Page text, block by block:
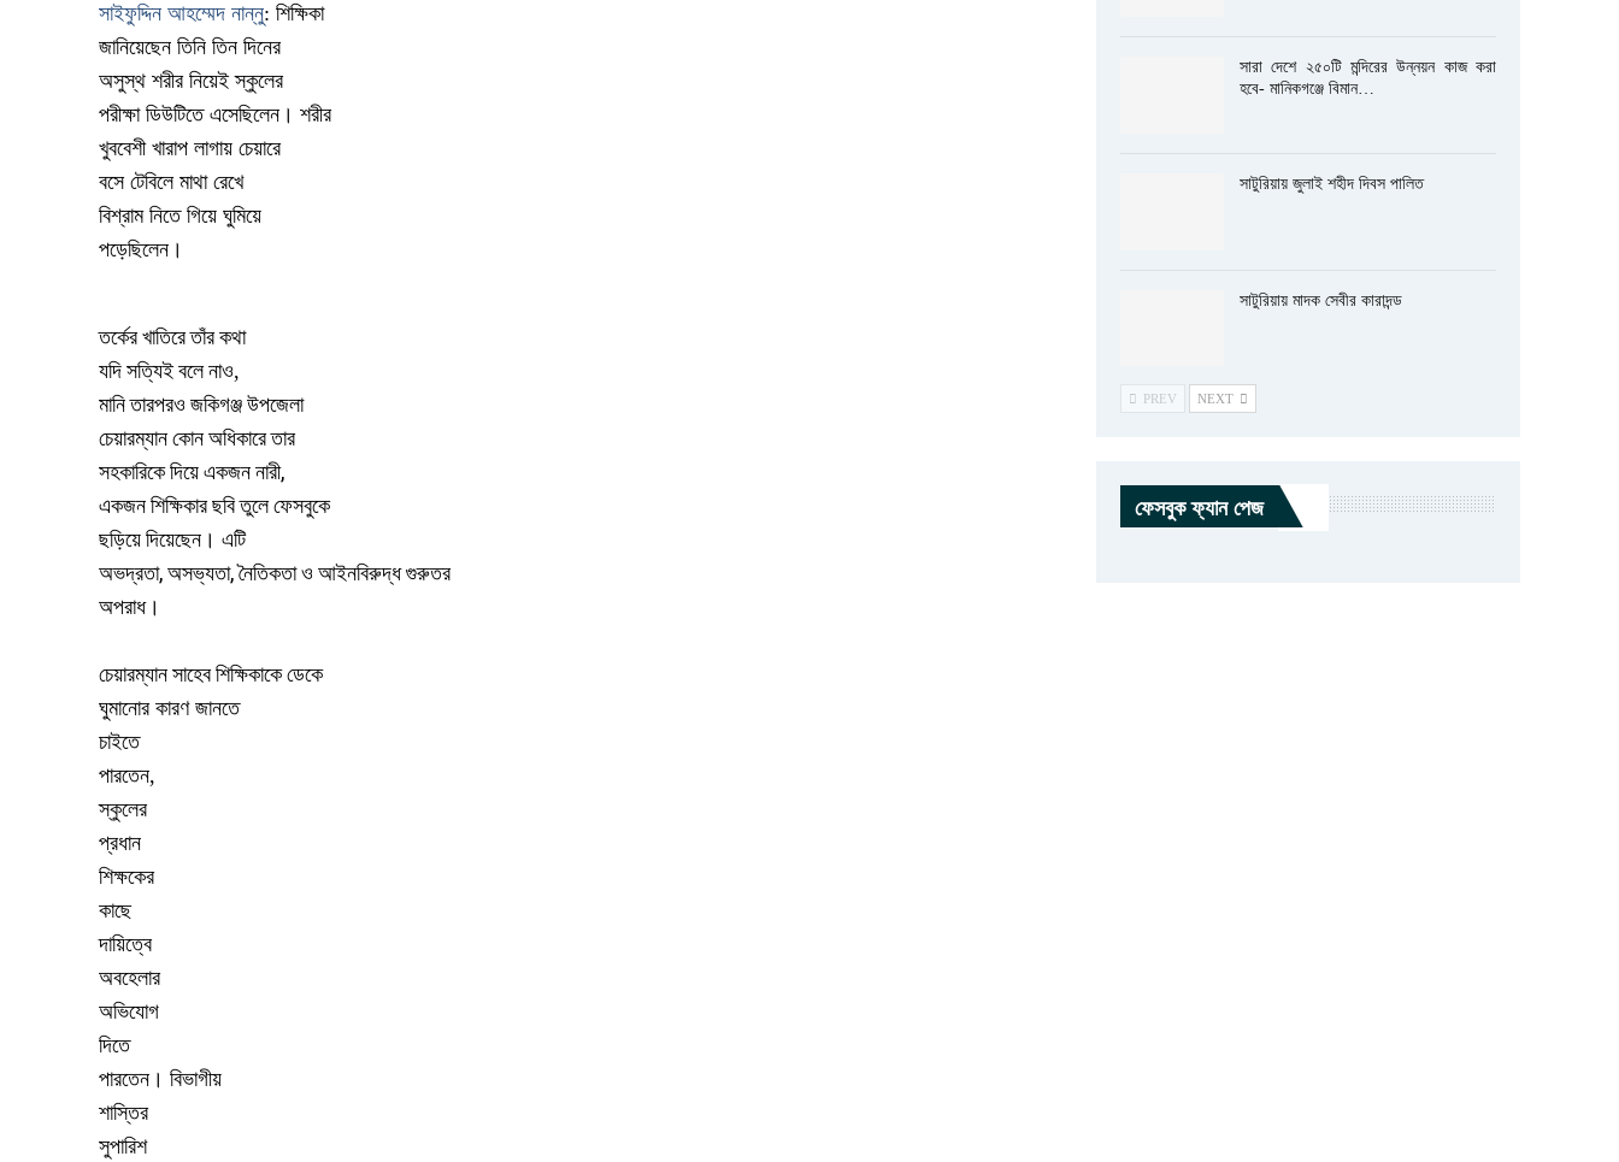
সাইফুদ্দিন আহম্মেদ নান্নু: শিক্ষিকা
জানিয়েছেন তিনি তিন দিনের
অসুস্থ শরীর নিয়েই স্কুলের
পরীক্ষা ডিউটিতে এসেছিলেন । শরীর
খুববেশী খারাপ লাগায় চেয়ারে
বসে টেবিলে মাথা রেখে
বিশ্রাম নিতে গিয়ে ঘুমিয়ে
পড়েছিলেন ।
তর্কের খাতিরে তাঁর কথা
যদি সত্যিই বলে নাও,
মানি তারপরও জকিগঞ্জ উপজেলা
চেয়ারম্যান কোন অধিকারে তার
সহকারিকে দিয়ে একজন নারী,
একজন শিক্ষিকার ছবি তুলে ফেসবুকে
ছড়িয়ে দিয়েছেন । এটি
অভদ্রতা, অসভ্যতা,নৈতিকতা ও আইনবিরুদ্ধ গুরুতর
অপরাধ।
চেয়ারম্যান সাহেব শিক্ষিকাকে ডেকে
ঘুমানোর কারণ জানতে
চাইতে
পারতেন,
স্কুলের
প্রধান
শিক্ষকের
কাছে
দায়িত্বে
অবহেলার
অভিযোগ
দিতে
পারতেন । বিভাগীয়
শাস্তির
সুপারিশ
সারা দেশে ২৫০টি মন্দিরের উন্নয়ন কাজ করা
হবে- মানিকগঞ্জে বিমান…
সাটুরিয়ায় জুলাই শহীদ দিবস পালিত
সাটুরিয়ায় মাদক সেবীর কারাদন্ড
PREV NEXT
ফেসবুক ফ্যান পেজ